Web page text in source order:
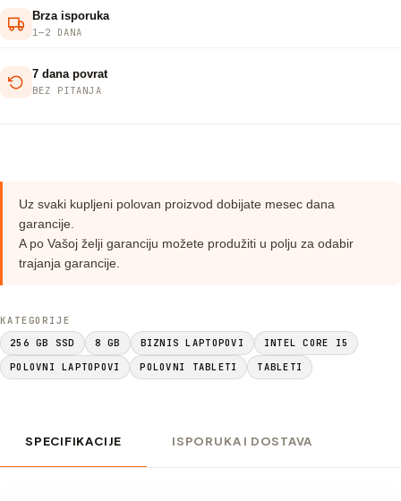
Brza isporuka
1—2 DANA
7 dana povrat
BEZ PITANJA
Uz svaki kupljeni polovan proizvod dobijate mesec dana
garancije.
A po Vašoj želji garanciju možete produžiti u polju za odabir
trajanja garancije.
KATEGORIJE
256 GB SSD
8 GB BIZNIS LAPTOPOVI
INTEL CORE I5
POLOVNI LAPTOPOVI
POLOVNI TABLETI TABLETI
SPECIFIKACIJE ISPORUKA I DOSTAVA